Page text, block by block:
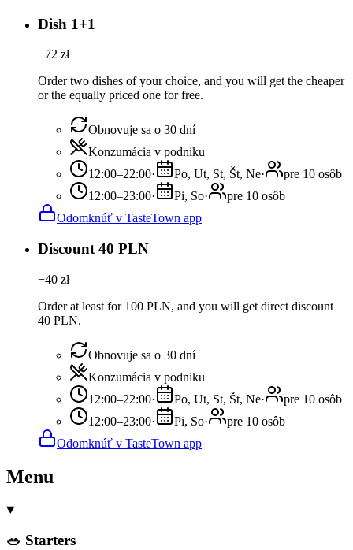
Dish 1+1
−72 zł
Order two dishes of your choice, and you will get the cheaper
or the equally priced one for free.
Obnovuje sa o 30 dní
Konzumácia v podniku
12:00–22:00· Po, Ut, St, Št, Ne·
pre 10 osôb
12:00–23:00· Pi, So·
pre 10 osôb
Odomknúť v TasteTown app
Discount 40 PLN
−40 zł
Order at least for 100 PLN, and you will get direct discount
40 PLN.
Obnovuje sa o 30 dní
Konzumácia v podniku
12:00–22:00· Po, Ut, St, Št, Ne·
pre 10 osôb
12:00–23:00· Pi, So·
pre 10 osôb
Odomknúť v TasteTown app
Menu
🥗 Starters